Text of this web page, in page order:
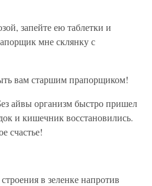
запейте ею таблетки и
мне склянку с
вам старшим прапорщиком!
айвы организм быстро пришел
и кишечник восстановились.
счастье!
в зеленке напротив